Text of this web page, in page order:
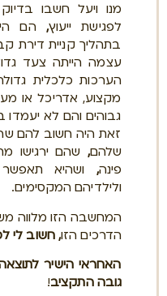
מנו ויעל חשבו
לפגישת ייעוץ,הם
בתהליך קניית דירת
עצמה הייתה צעד
הערכות כלכלית
מקצוע, אדריכל או
גבוהים והם לא
זאת היה חשוב להם
שלהם, שהם ירגישו
פינה, ושהיא תאפשר
ולילדיהם המקסימים.
המחשבה הזו מלווה
הדרכים הזו, חשוב לי
האחראי הישיר
גובה התקציב!